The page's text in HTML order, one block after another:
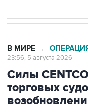
В МИРЕ →
23:56, 5 августа 2026
Силы
торговых